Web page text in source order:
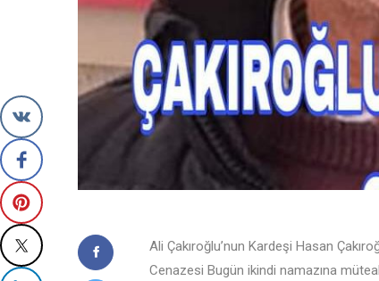
Ali Çakıroğlu’nun Kardeşi Hasan
Cenazesi Bugün ikindi namazına